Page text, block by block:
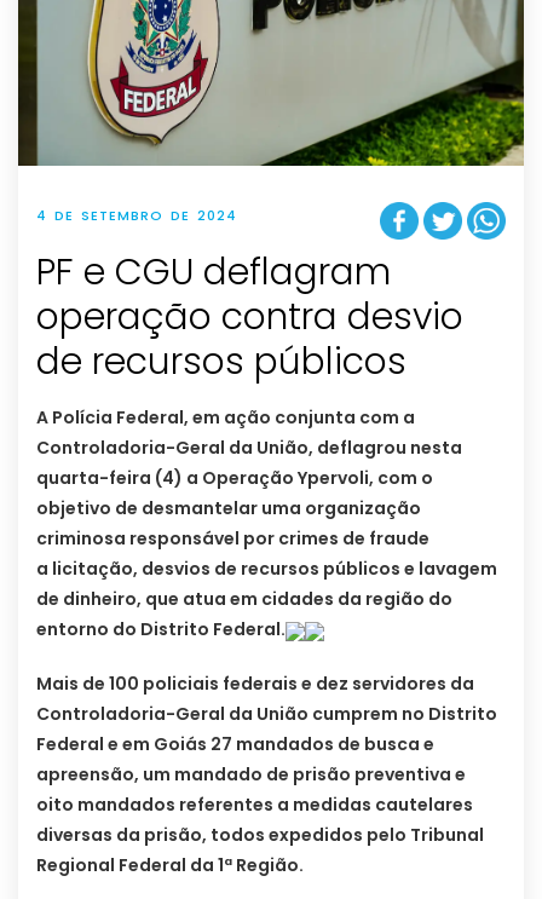
4 DE SETEMBRO DE 2024
PF e CGU deflagram
operação contra desvio
de recursos públicos
A Polícia Federal, em ação conjunta com a
Controladoria-Geral da União, deflagrou nesta
quarta-feira (4) a Operação Ypervoli, com o
objetivo de desmantelar uma organização
criminosa responsável por crimes de fraude
a licitação, desvios de recursos públicos e lavagem
de dinheiro, que atua em cidades da região do
entorno do Distrito Federal.
Mais de 100 policiais federais e dez servidores da
Controladoria-Geral da União cumprem no Distrito
Federal e em Goiás 27 mandados de busca e
apreensão, um mandado de prisão preventiva e
oito mandados referentes a medidas cautelares
diversas da prisão, todos expedidos pelo Tribunal
Regional Federal da 1ª Região.